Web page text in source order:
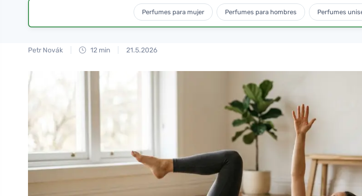
Perfumes para mujer Perfumes para hombres Perfumes
Petr Novák 12 min 21.5.2026